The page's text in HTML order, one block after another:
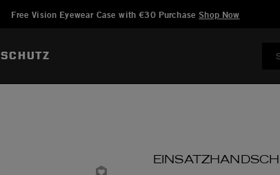
Free Vision Eyewear Case with €30 PurchaseShop Now
SCHUTZ
Hinzugefügt zu Wunschliste verwalten